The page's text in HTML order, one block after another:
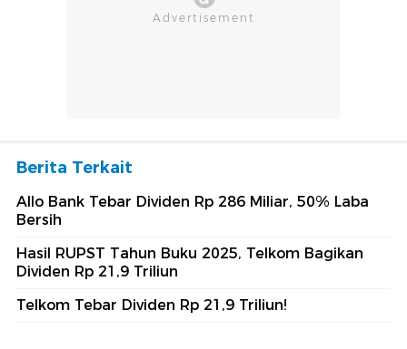
Berita Terkait
Allo Bank Tebar Dividen Rp 286 Miliar, 50% Laba
Bersih
Hasil RUPST Tahun Buku 2025, Telkom Bagikan
Dividen Rp 21,9 Triliun
Telkom Tebar Dividen Rp 21,9 Triliun!